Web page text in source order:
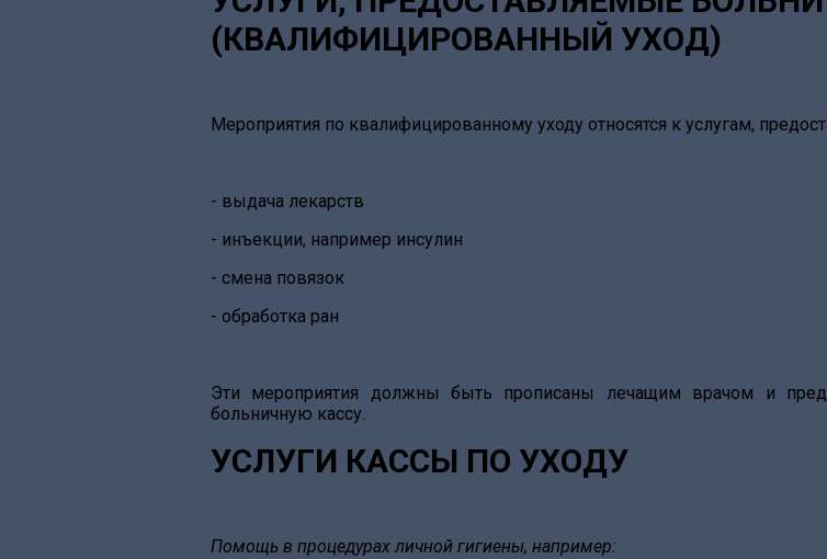
(КВАЛИФИЦИРОВАННЫЙ УХОД)
Мероприятия по квалифицированному уходу относятся к услугам,
- выдача лекарств
- инъекции, например инсулин
- смена повязок
- обработка ран
Эти мероприятия должны быть прописаны лечащим врачом и
больничную кассу.
УСЛУГИ КАССЫ ПО УХОДУ
Помощь в процедурах личной гигиены, например: